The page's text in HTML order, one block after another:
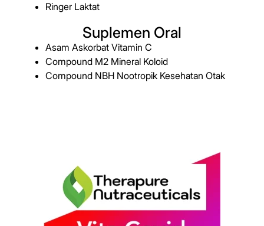
Ringer Laktat
Suplemen Oral
Asam Askorbat Vitamin C
Compound M2 Mineral Koloid
Compound NBH Nootropik Kesehatan Otak